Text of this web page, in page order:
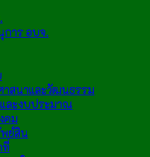
การ อบจ.
าสนาและวัฒนธรรม
ละงบประมาณ
คม
ย์สิน
ที่